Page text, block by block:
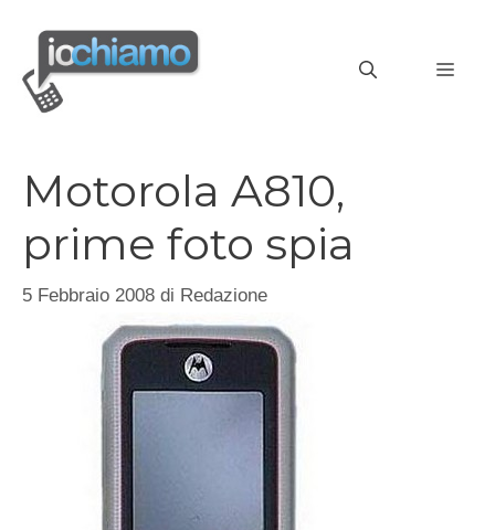
contenuto
Motorola A810,
prime foto spia
5 Febbraio 2008 di Redazione